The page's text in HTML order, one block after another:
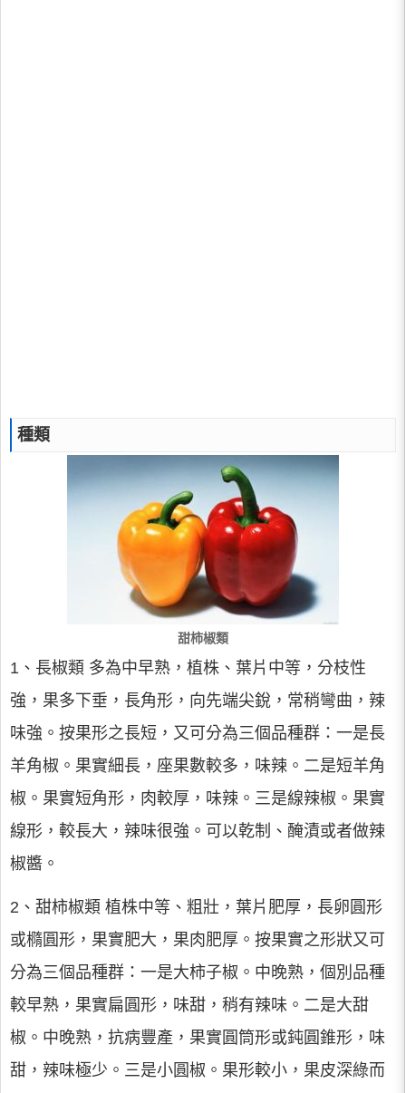
種類
甜柿椒類
1、長椒類 多為中早熟，植株、葉片中等，分枝性
強，果多下垂，長角形，向先端尖銳，常稍彎曲，辣
味強。按果形之長短，又可分為三個品種群：一是長
羊角椒。果實細長，座果數較多，味辣。二是短羊角
椒。果實短角形，肉較厚，味辣。三是線辣椒。果實
線形，較長大，辣味很強。可以乾制、醃漬或者做辣
椒醬。
2、甜柿椒類 植株中等、粗壯，葉片肥厚，長卵圓形
或橢圓形，果實肥大，果肉肥厚。按果實之形狀又可
分為三個品種群：一是大柿子椒。中晚熟，個別品種
較早熟，果實扁圓形，味甜，稍有辣味。二是大甜
椒。中晚熟，抗病豐產，果實圓筒形或鈍圓錐形，味
甜，辣味極少。三是小圓椒。果形較小，果皮深綠而